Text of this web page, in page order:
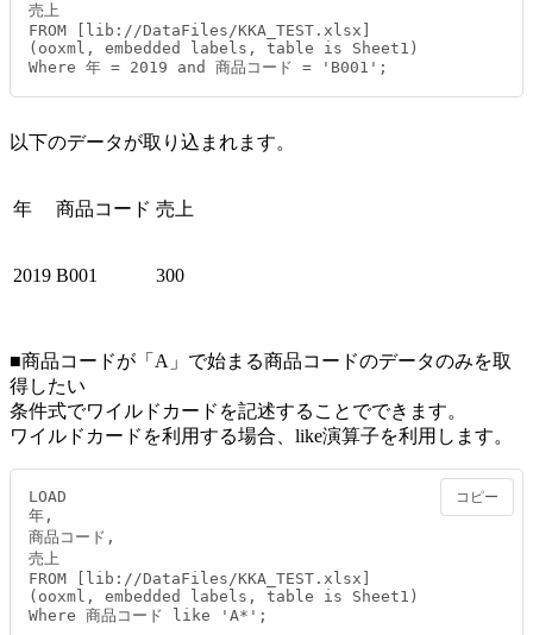
売上
FROM [lib://DataFiles/KKA_TEST.xlsx]
(ooxml, embedded labels, table is Sheet1)
Where 年 = 2019 and 商品コード = 'B001';
以下のデータが取り込まれます。
年 商品コード 売上
2019 B001 300
■商品コードが「A」で始まる商品コードのデータのみを取
得したい
条件式でワイルドカードを記述することでできます。
ワイルドカードを利用する場合、like演算子を利用します。
LOAD
年,
商品コード,
売上
FROM [lib://DataFiles/KKA_TEST.xlsx]
(ooxml, embedded labels, table is Sheet1)
Where 商品コード like 'A*';
コピー